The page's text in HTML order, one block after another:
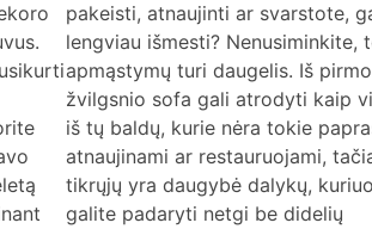
pakeisti, atnaujinti ar svarstote,
lengviau išmesti? Nenusiminkite,
apmąstymų turi daugelis. Iš pirmo
žvilgsnio sofa gali atrodyti kaip
iš tų baldų, kurie nėra tokie
atnaujinami ar restauruojami,
tikrųjų yra daugybė dalykų,
galite padaryti netgi be didelių